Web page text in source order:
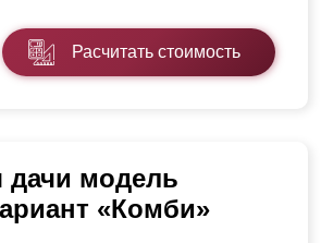
Расчитать стоимость
дачи модель
«Комби»